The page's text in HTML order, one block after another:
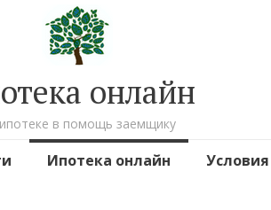
онлайн
в помощь заемщику
к содержимому
Ипотека онлайн